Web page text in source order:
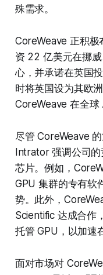
殊需求。
CoreWeave 正积极
资 22 亿美元在挪
心，并承诺在英国
时将英国设为其欧
CoreWeave 在全球
尽管 CoreWeave
Intrator 强调公司
芯片。例如，
GPU 集群的专有软
势。此外，
Scientific 达成合作
托管 GPU，以加速
面对市场对